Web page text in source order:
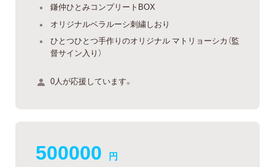
鎌仲ひとみコンプリートBOX
オリジナルベラルーシ刺繍しおり
ひとつひとつ手作りのオリジナル マトリョーシカ（監
督サイン入り）
0人が応援しています。
500000 円